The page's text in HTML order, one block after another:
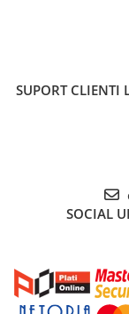
SUPORT CLIENTI
SOCIAL